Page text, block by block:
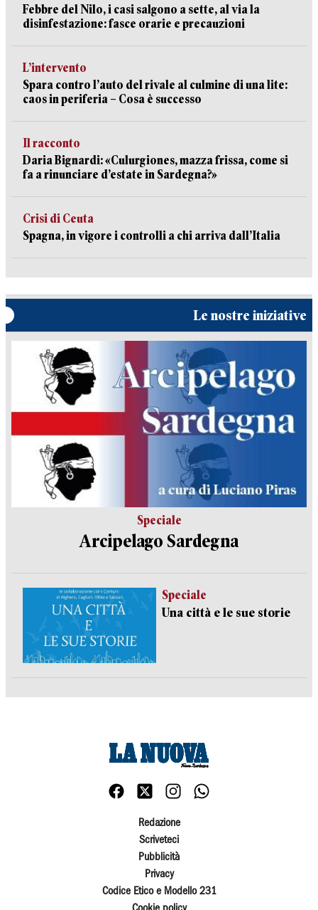
Febbre del Nilo, i casi salgono a sette, al via la
disinfestazione: fasce orarie e precauzioni
L’intervento
Spara contro l’auto del rivale al culmine di una lite:
caos in periferia – Cosa è successo
Il racconto
Daria Bignardi: «Culurgiones, mazza frissa, come si
fa a rinunciare d’estate in Sardegna?»
Crisi di Ceuta
Spagna, in vigore i controlli a chi arriva dall’Italia
Le nostre iniziative
Speciale
Arcipelago Sardegna
Speciale
Una città e le sue storie
Redazione
Scriveteci
Pubblicità
Privacy
Codice Etico e Modello 231